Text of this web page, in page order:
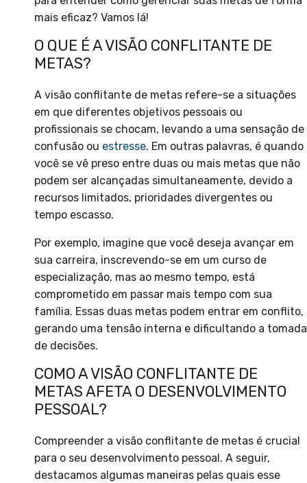
mais eficaz? Vamos lá!
O QUE É A VISÃO CONFLITANTE DE
METAS?
A visão conflitante de metas refere-se a situações
em que diferentes objetivos pessoais ou
profissionais se chocam, levando a uma sensação de
confusão ou estresse. Em outras palavras, é quando
você se vê preso entre duas ou mais metas que não
podem ser alcançadas simultaneamente, devido a
recursos limitados, prioridades divergentes ou
tempo escasso.
Por exemplo, imagine que você deseja avançar em
sua carreira, inscrevendo-se em um curso de
especialização, mas ao mesmo tempo, está
comprometido em passar mais tempo com sua
família. Essas duas metas podem entrar em conflito,
gerando uma tensão interna e dificultando a tomada
de decisões.
COMO A VISÃO CONFLITANTE DE
METAS AFETA O DESENVOLVIMENTO
PESSOAL?
Compreender a visão conflitante de metas é crucial
para o seu desenvolvimento pessoal. A seguir,
destacamos algumas maneiras pelas quais esse